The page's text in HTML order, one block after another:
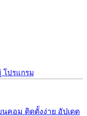
โปรแกรม
คอม ติดตั้งง่าย อัปเดต